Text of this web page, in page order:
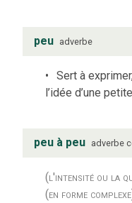
peu adverbe
Sert à
l’idée d’une
peu à peu adverbe
(l'intensité ou la
(en forme